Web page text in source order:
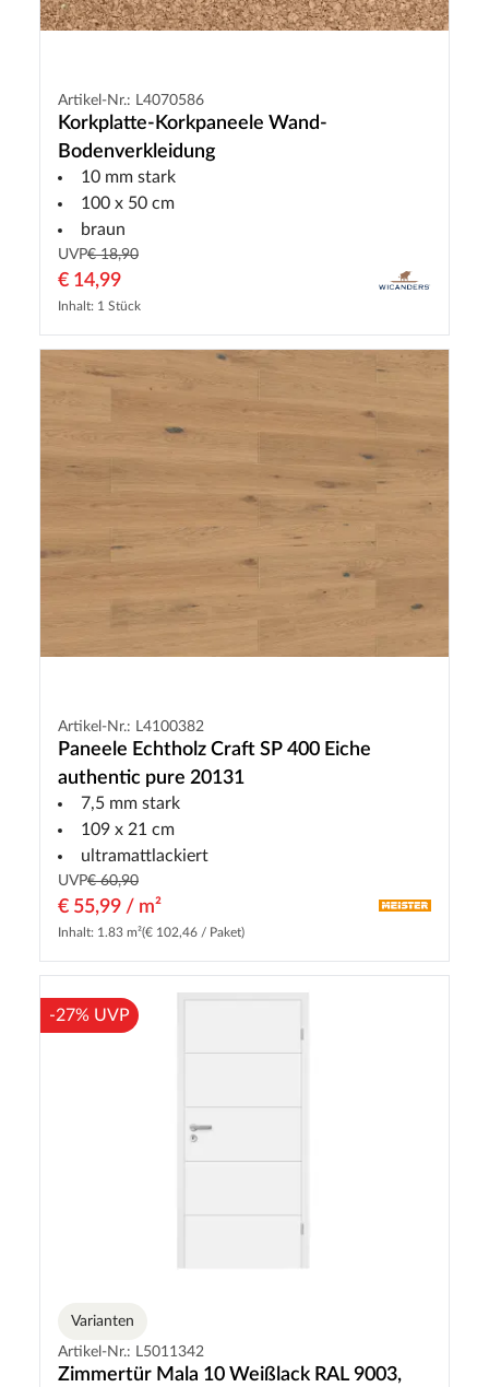
Artikel-Nr.: L4070586
Korkplatte-Korkpaneele Wand-
Bodenverkleidung
10 mm stark
100 x 50 cm
braun
UVP€ 18,90
€ 14,99
Inhalt: 1 Stück
Artikel-Nr.: L4100382
Paneele Echtholz Craft SP 400 Eiche
authentic pure 20131
7,5 mm stark
109 x 21 cm
ultramattlackiert
UVP€ 60,90
€ 55,99 / m²
Inhalt: 1.83 m²(€ 102,46 / Paket)
-27% UVP
Varianten
Artikel-Nr.: L5011342
Zimmertür Mala 10 Weißlack RAL 9003,